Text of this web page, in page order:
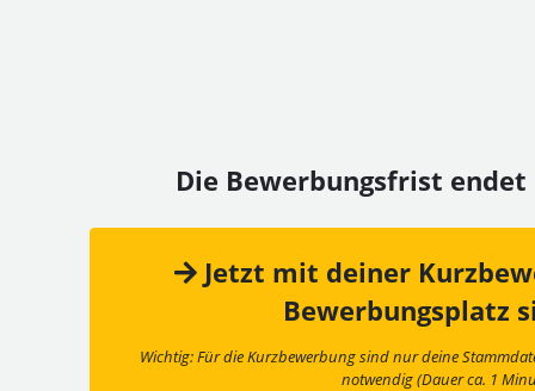
Die Bewerbungsfrist
Jetzt mit deiner
Bewerbungsplatz
Wichtig: Für die Kurzbewerbung sind nur deine
notwendig (Dauer ca. 1